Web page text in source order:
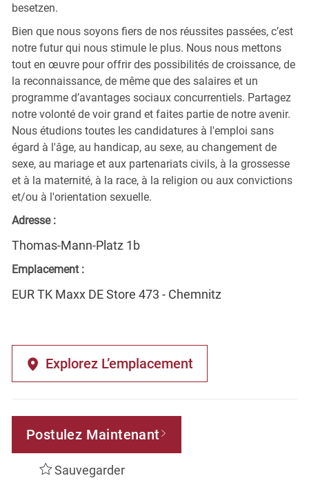
besetzen.
Bien que nous soyons fiers de nos réussites passées, c’est
notre futur qui nous stimule le plus. Nous nous mettons
tout en œuvre pour offrir des possibilités de croissance, de
la reconnaissance, de même que des salaires et un
programme d’avantages sociaux concurrentiels. Partagez
notre volonté de voir grand et faites partie de notre avenir.
Nous étudions toutes les candidatures à l'emploi sans
égard à l'âge, au handicap, au sexe, au changement de
sexe, au mariage et aux partenariats civils, à la grossesse
et à la maternité, à la race, à la religion ou aux convictions
et/ou à l'orientation sexuelle.
Adresse :
Thomas-Mann-Platz 1b
Emplacement :
EUR TK Maxx DE Store 473 - Chemnitz
Explorez L’emplacement
Postulez Maintenant
Sauvegarder